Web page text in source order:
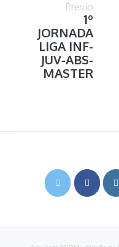
Previo
1º
JORNADA
LIGA INF-
JUV-ABS-
MASTER